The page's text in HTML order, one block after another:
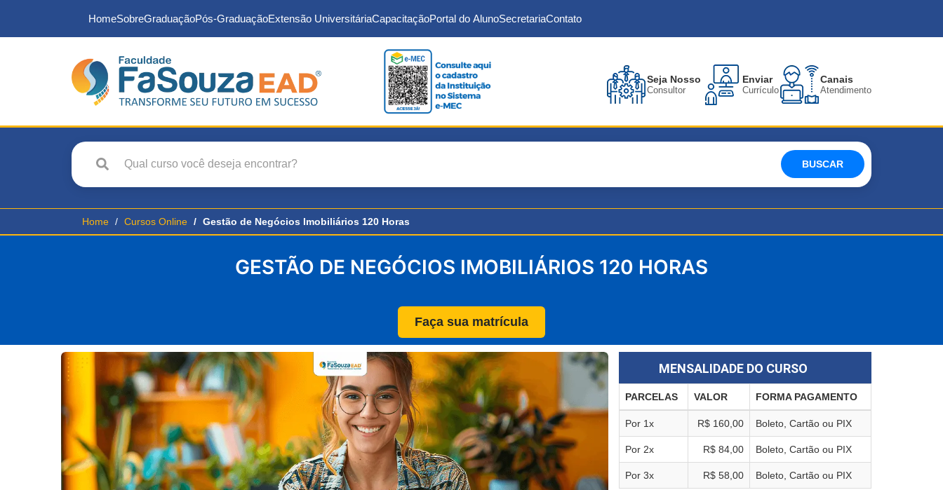
HomeSobreGraduaçãoPós-GraduaçãoExtensão UniversitáriaCapacitaçãoPortal do AlunoSecretariaContato
Seja Nosso
Consultor
Enviar
Currículo
Canais
Atendimento
BUSCAR
Home Cursos Online Gestão de Negócios Imobiliários 120 Horas
GESTÃO DE NEGÓCIOS IMOBILIÁRIOS 120 HORAS
Faça sua matrícula
MENSALIDADE DO CURSO
PARCELAS VALOR FORMA PAGAMENTO
Por 1x R$ 160,00 Boleto, Cartão ou PIX
Por 2x R$ 84,00 Boleto, Cartão ou PIX
Por 3x R$ 58,00 Boleto, Cartão ou PIX